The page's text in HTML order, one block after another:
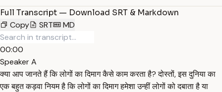
Full Transcript — Download SRT & Markdown
Copy
SRT MD
00:00
Speaker A
क्या आप जानते हैं कि लोगों का दिमाग कैसे काम करता है? दोस्तों, इस दुनिया का
एक बहुत कड़वा नियम है कि लोगों का दिमाग हमेशा उन्हीं लोगों को दबाता है या